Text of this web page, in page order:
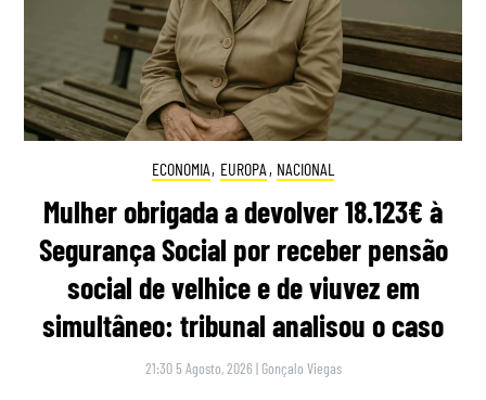
ECONOMIA, EUROPA , NACIONAL
Mulher obrigada a devolver 18.123€ à
Segurança Social por receber pensão
social de velhice e de viuvez em
simultâneo: tribunal analisou o caso
21:30 5 Agosto, 2026 | Gonçalo Viegas